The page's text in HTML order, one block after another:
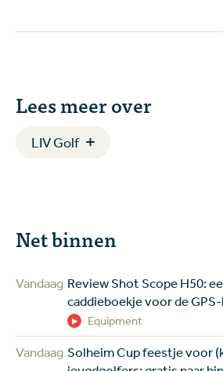
Lees meer over
LIV Golf
Net binnen
Vandaag Review Shot Scope H50:
caddieboekje voor de
Equipment
Vandaag Solheim Cup feestje voor